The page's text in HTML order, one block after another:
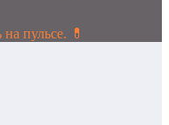
пульсе. 💊